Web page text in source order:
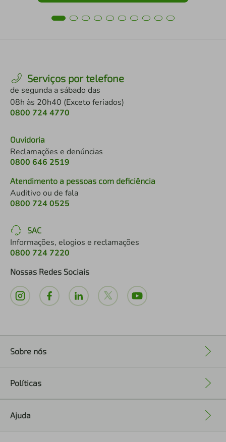
Serviços por telefone
de segunda a sábado das
08h às 20h40 (Exceto feriados)
0800 724 4770
Ouvidoria
Reclamações e denúncias
0800 646 2519
Atendimento a pessoas com deficiência
Auditivo ou de fala
0800 724 0525
SAC
Informações, elogios e reclamações
0800 724 7220
Nossas Redes Sociais
Sobre nós
Políticas
Ajuda